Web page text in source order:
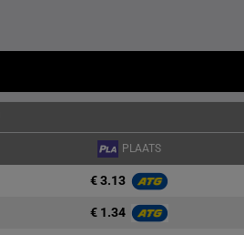
PLAATS
€ 3.13
€ 1.34